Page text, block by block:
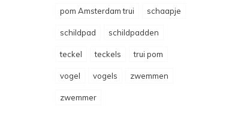
pom Amsterdam trui schaapje
schildpad schildpadden
teckel teckels trui pom
vogel vogels zwemmen
zwemmer